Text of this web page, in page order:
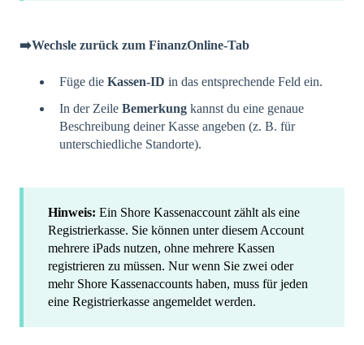
➡️Wechsle zurück zum FinanzOnline-Tab
Füge die Kassen-ID in das entsprechende Feld ein.
In der Zeile Bemerkung kannst du eine genaue
Beschreibung deiner Kasse angeben (z. B. für
unterschiedliche Standorte).
Hinweis: Ein Shore Kassenaccount zählt als eine
Registrierkasse. Sie können unter diesem Account
mehrere iPads nutzen, ohne mehrere Kassen
registrieren zu müssen. Nur wenn Sie zwei oder
mehr Shore Kassenaccounts haben, muss für jeden
eine Registrierkasse angemeldet werden.